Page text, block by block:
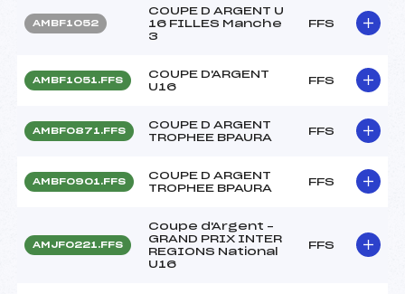
AMBF1052
COUPE D ARGENT U
16 FILLES Manche
3
FFS
AMBF1051.FFS
COUPE D'ARGENT
U16
FFS
AMBF0871.FFS
COUPE D ARGENT
TROPHEE BPAURA
FFS
AMBF0901.FFS
COUPE D ARGENT
TROPHEE BPAURA
FFS
AMJF0221.FFS
Coupe d'Argent –
GRAND PRIX INTER
REGIONS National
U16
FFS